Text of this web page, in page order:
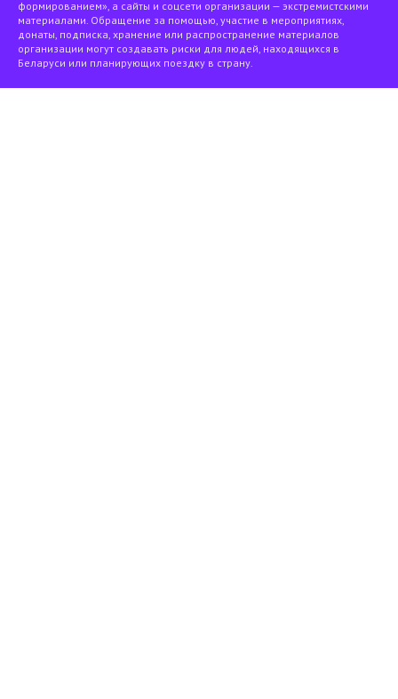
формированием», а сайты и соцсети организации — экстремистскими
материалами. Обращение за помощью, участие в мероприятиях,
донаты, подписка, хранение или распространение материалов
организации могут создавать риски для людей, находящихся в
Беларуси или планирующих поездку в страну.